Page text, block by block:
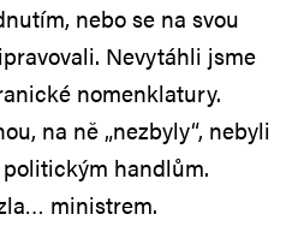
nebo se na svou
Nevytáhli jsme
nomenklatury.
na ně „nezbyly“, nebyli
handlům.
ministrem.